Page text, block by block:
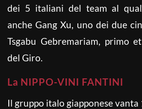
dei 5 italiani del team al
anche Gang Xu, uno dei due
Tsgabu Gebremariam, primo
del Giro.
La NIPPO-VINI FANTINI
Il gruppo italo giapponese